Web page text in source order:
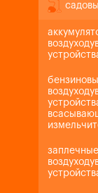
заплечные